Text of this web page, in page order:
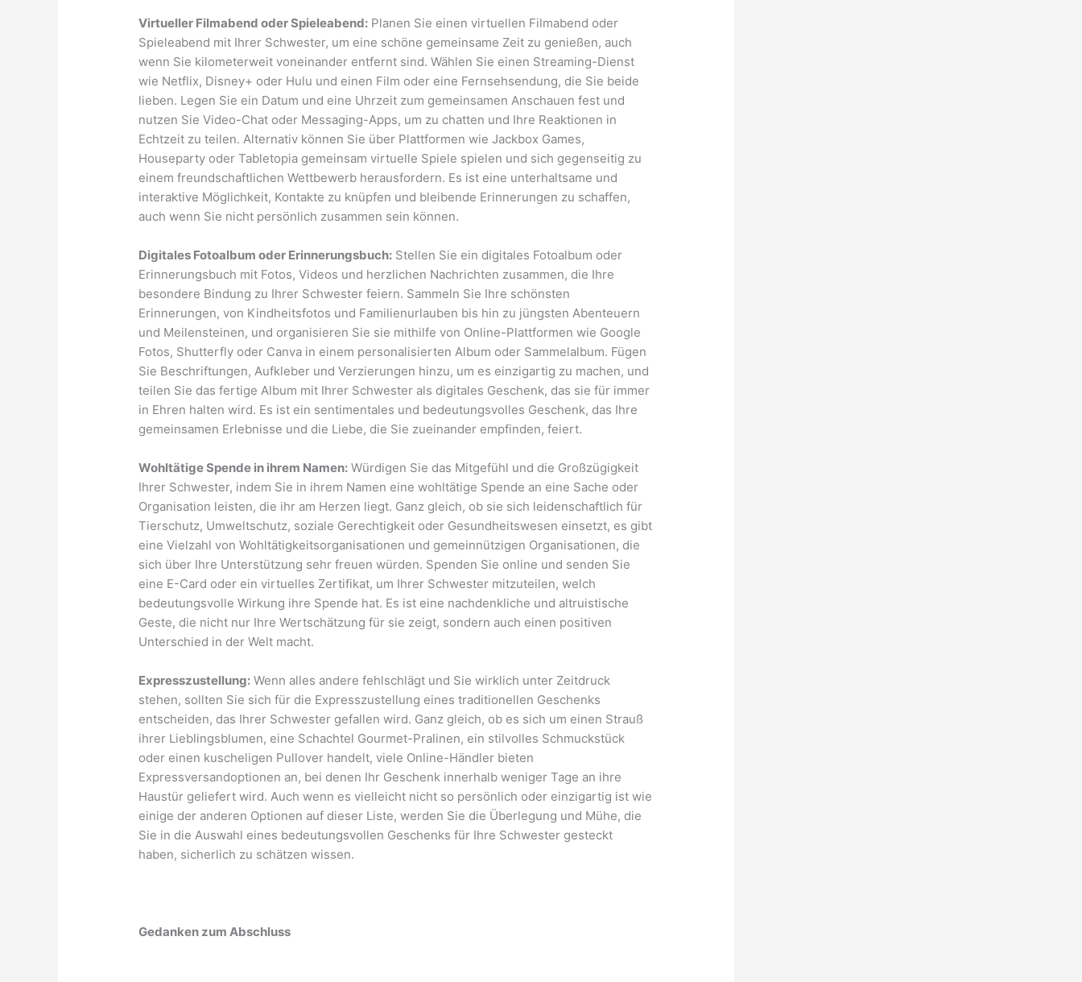
Virtueller Filmabend oder Spieleabend: Planen Sie einen virtuellen Filmabend oder
Spieleabend mit Ihrer Schwester, um eine schöne gemeinsame Zeit zu genießen, auch
wenn Sie kilometerweit voneinander entfernt sind. Wählen Sie einen Streaming-Dienst
wie Netflix, Disney+ oder Hulu und einen Film oder eine Fernsehsendung, die Sie beide
lieben. Legen Sie ein Datum und eine Uhrzeit zum gemeinsamen Anschauen fest und
nutzen Sie Video-Chat oder Messaging-Apps, um zu chatten und Ihre Reaktionen in
Echtzeit zu teilen. Alternativ können Sie über Plattformen wie Jackbox Games,
Houseparty oder Tabletopia gemeinsam virtuelle Spiele spielen und sich gegenseitig zu
einem freundschaftlichen Wettbewerb herausfordern. Es ist eine unterhaltsame und
interaktive Möglichkeit, Kontakte zu knüpfen und bleibende Erinnerungen zu schaffen,
auch wenn Sie nicht persönlich zusammen sein können.
Digitales Fotoalbum oder Erinnerungsbuch: Stellen Sie ein digitales Fotoalbum oder
Erinnerungsbuch mit Fotos, Videos und herzlichen Nachrichten zusammen, die Ihre
besondere Bindung zu Ihrer Schwester feiern. Sammeln Sie Ihre schönsten
Erinnerungen, von Kindheitsfotos und Familienurlauben bis hin zu jüngsten Abenteuern
und Meilensteinen, und organisieren Sie sie mithilfe von Online-Plattformen wie Google
Fotos, Shutterfly oder Canva in einem personalisierten Album oder Sammelalbum. Fügen
Sie Beschriftungen, Aufkleber und Verzierungen hinzu, um es einzigartig zu machen, und
teilen Sie das fertige Album mit Ihrer Schwester als digitales Geschenk, das sie für immer
in Ehren halten wird. Es ist ein sentimentales und bedeutungsvolles Geschenk, das Ihre
gemeinsamen Erlebnisse und die Liebe, die Sie zueinander empfinden, feiert.
Wohltätige Spende in ihrem Namen: Würdigen Sie das Mitgefühl und die Großzügigkeit
Ihrer Schwester, indem Sie in ihrem Namen eine wohltätige Spende an eine Sache oder
Organisation leisten, die ihr am Herzen liegt. Ganz gleich, ob sie sich leidenschaftlich für
Tierschutz, Umweltschutz, soziale Gerechtigkeit oder Gesundheitswesen einsetzt, es gibt
eine Vielzahl von Wohltätigkeitsorganisationen und gemeinnützigen Organisationen, die
sich über Ihre Unterstützung sehr freuen würden. Spenden Sie online und senden Sie
eine E-Card oder ein virtuelles Zertifikat, um Ihrer Schwester mitzuteilen, welch
bedeutungsvolle Wirkung ihre Spende hat. Es ist eine nachdenkliche und altruistische
Geste, die nicht nur Ihre Wertschätzung für sie zeigt, sondern auch einen positiven
Unterschied in der Welt macht.
Expresszustellung: Wenn alles andere fehlschlägt und Sie wirklich unter Zeitdruck
stehen, sollten Sie sich für die Expresszustellung eines traditionellen Geschenks
entscheiden, das Ihrer Schwester gefallen wird. Ganz gleich, ob es sich um einen Strauß
ihrer Lieblingsblumen, eine Schachtel Gourmet-Pralinen, ein stilvolles Schmuckstück
oder einen kuscheligen Pullover handelt, viele Online-Händler bieten
Expressversandoptionen an, bei denen Ihr Geschenk innerhalb weniger Tage an ihre
Haustür geliefert wird. Auch wenn es vielleicht nicht so persönlich oder einzigartig ist wie
einige der anderen Optionen auf dieser Liste, werden Sie die Überlegung und Mühe, die
Sie in die Auswahl eines bedeutungsvollen Geschenks für Ihre Schwester gesteckt
haben, sicherlich zu schätzen wissen.
Gedanken zum Abschluss